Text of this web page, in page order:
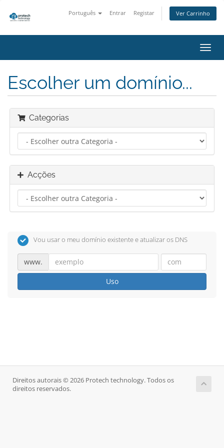
Português Entrar Registar Ver Carrinho
Escolher um domínio...
Categorias
Acções
Vou usar o meu domínio existente e atualizar os DNS
www.
Uso
Direitos autorais © 2026 Protech technology. Todos os
direitos reservados.